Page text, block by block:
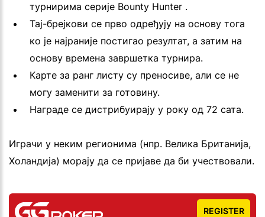
турнирима серије Bounty Hunter .
Тај-брејкови се прво одређују на основу тога
ко је најраније постигао резултат, а затим на
основу времена завршетка турнира.
Карте за ранг листу су преносиве, али се не
могу заменити за готовину.
Награде се дистрибуирају у року од 72 сата.
Играчи у неким регионима (нпр. Велика Британија,
Холандија) морају да се пријаве да би учествовали.
REGISTER